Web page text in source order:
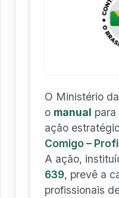
O Ministério
o manual
ação
Comigo –
A ação,
639, prevê a
profissionais